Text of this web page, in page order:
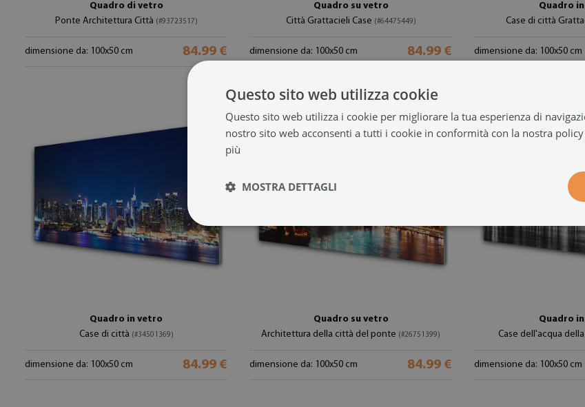
Quadro di vetro
Ponte Architettura Città (#93723517)
dimensione da: 100x50 cm 84.99 €
Quadro su vetro
Città Grattacieli Case (#64475449)
dimensione da: 100x50 cm 84.99 €
Quadro
Case di città
dimensione da: 100x50 cm
Quadro in vetro
Case di città (#34501369)
dimensione da: 100x50 cm 84.99 €
Quadro su vetro
Architettura della città del ponte (#26751399)
dimensione da: 100x50 cm 84.99 €
Quadro
Case dell'acqua
dimensione da: 100x50 cm
Questo sito web utilizza cookie
Questo sito web utilizza i cookie per migliorare la tua esperienza di
nostro sito web acconsenti a tutti i cookie in conformità con la nostra
più
MOSTRA DETTAGLI